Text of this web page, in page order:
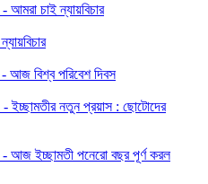
আমরা চাই ন্যায়বিচার
- আজ বিশ্ব পরিবেশ দিবস
- ইচ্ছামতীর নতুন প্রয়াস : ছোটোদের
- আজ ইচ্ছামতী পনেরো বছর পূর্ণ করল